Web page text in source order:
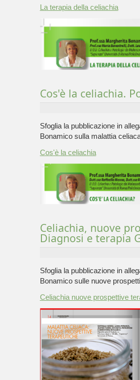
La terapia della celiachia
Cos'è la celiachia.
Sfoglia la pubblicazione in
Bonamico sulla malattia
Cos'è la celiachia
Celiachia, nuove
Diagnosi e terapia
Sfoglia la pubblicazione in
Bonamico sulle nuove
Celiachia nuove prospettive